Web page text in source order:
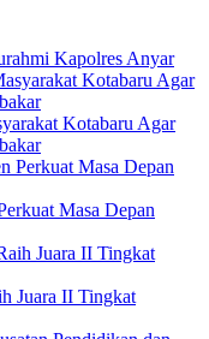
Kapolres Anyar
Kotabaru Agar
Masa Depan
Juara II Tingkat